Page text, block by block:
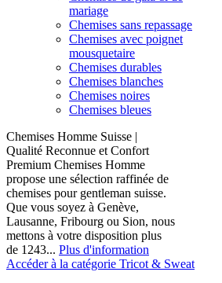
mariage
Chemises sans repassage
Chemises avec poignet
mousquetaire
Chemises durables
Chemises blanches
Chemises noires
Chemises bleues
Chemises Homme Suisse |
Qualité Reconnue et Confort
Premium Chemises Homme
propose une sélection raffinée de
chemises pour gentleman suisse.
Que vous soyez à Genève,
Lausanne, Fribourg ou Sion, nous
mettons à votre disposition plus
de 1243... Plus d'information
Accéder à la catégorie Tricot & Sweat